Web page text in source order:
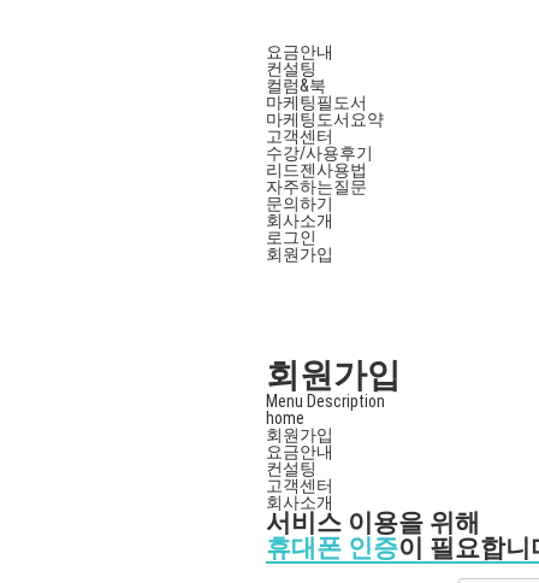
요금안내
컨설팅
컬럼&북
마케팅필도서
마케팅도서요약
고객센터
수강/사용후기
리드젠사용법
자주하는질문
문의하기
회사소개
로그인
회원가입
회원가입
Menu Description
home
회원가입
요금안내
컨설팅
고객센터
회사소개
서비스 이용을 위해
휴대폰 인증이 필요합니